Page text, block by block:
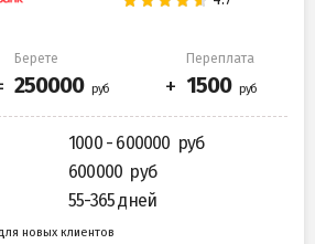
Берете Переплата
1000 - 600000
600000
55-365 дней
новых клиентов